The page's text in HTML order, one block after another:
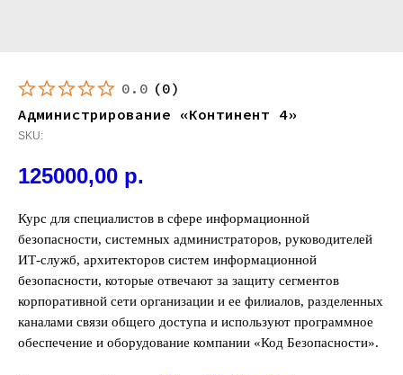
0.0 (0)
Администрирование «Континент 4»
SKU:
125000,00 р.
Курс для специалистов в сфере информационной
безопасности, системных администраторов, руководителей
ИТ-служб, архитекторов систем информационной
безопасности, которые отвечают за защиту сегментов
корпоративной сети организации и ее филиалов, разделенных
каналами связи общего доступа и используют программное
обеспечение и оборудование компании «Код Безопасности».